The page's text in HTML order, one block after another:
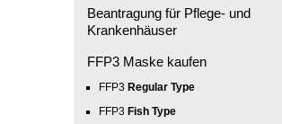
Beantragung für Pflege- und
Krankenhäuser
FFP3 Maske kaufen
FFP3 Regular Type
FFP3 Fish Type